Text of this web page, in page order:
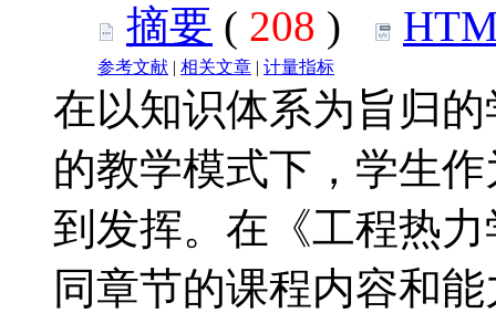
摘要 ( 208 )
参考文献 | 相关文章 | 计量指标
在以知识体系为旨归
的教学模式下，学生
到发挥。在《工程热
同章节的课程内容和